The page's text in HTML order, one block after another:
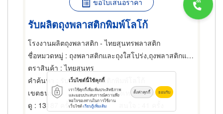
ขอใบเสนอราคา
รับผลิตถุงพลาสติกพิมพ์โลโก้
โรงงานผลิตถุงพลาสติก - ไทยสุนทรพลาสติก
ชื่อหมวดหมู่ : ถุงพลาสติกและถุงใสโปร่ง,ถุงพลาสติกและถุงใสโปร่ง,ถุงพลาสติกและถุงใสโปร่ง
ตราสินค้า : ไทยสุนทร
คำค้นหา
: รับผลิตถุงพลาสติกพิมพ์โลโก้
เขตธนบุรี
กรุงเทพมหานคร
ดู : 13187 ครั้ง
เว็บไซต์นี้ใช้คุกกี้
เราใช้คุกกี้เพื่อเพิ่มประสิทธิภาพ
และมอบประสบการณ์ความพึง
พอใจของท่านในการใช้งาน
เว็บไซต์เรียนรู้เพิ่มเติม
ตั้งค่าคุกกี้ ยอมรับ